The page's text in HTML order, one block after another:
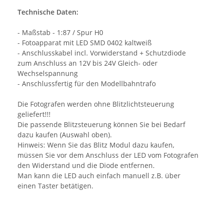
Technische Daten:
- Maßstab - 1:87 / Spur H0
- Fotoapparat mit LED SMD 0402 kaltweiß
- Anschlusskabel incl. Vorwiderstand + Schutzdiode
zum Anschluss an 12V bis 24V Gleich- oder
Wechselspannung
- Anschlussfertig für den Modellbahntrafo
Die Fotografen werden ohne Blitzlichtsteuerung
geliefert!!!
Die passende Blitzsteuerung können Sie bei Bedarf
dazu kaufen (Auswahl oben).
Hinweis: Wenn Sie das Blitz Modul dazu kaufen,
müssen Sie vor dem Anschluss der LED vom Fotografen
den Widerstand und die Diode entfernen.
Man kann die LED auch einfach manuell z.B. über
einen Taster betätigen.